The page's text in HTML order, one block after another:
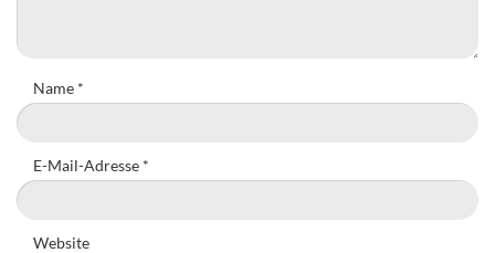
Name *
E-Mail-Adresse *
Website